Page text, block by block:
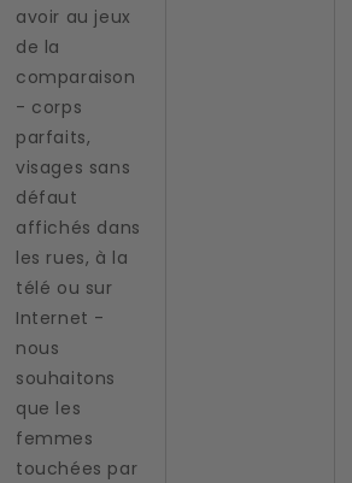
avoir au jeux
de la
comparaison
- corps
parfaits,
visages sans
défaut
affichés dans
les rues, à la
télé ou sur
Internet -
nous
souhaitons
que les
femmes
touchées par